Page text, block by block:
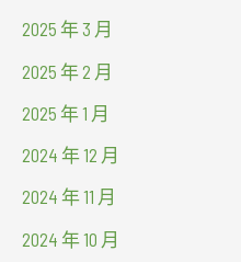
2025 年 3 月
2025 年 2 月
2025 年 1 月
2024 年 12 月
2024 年 11 月
2024 年 10 月